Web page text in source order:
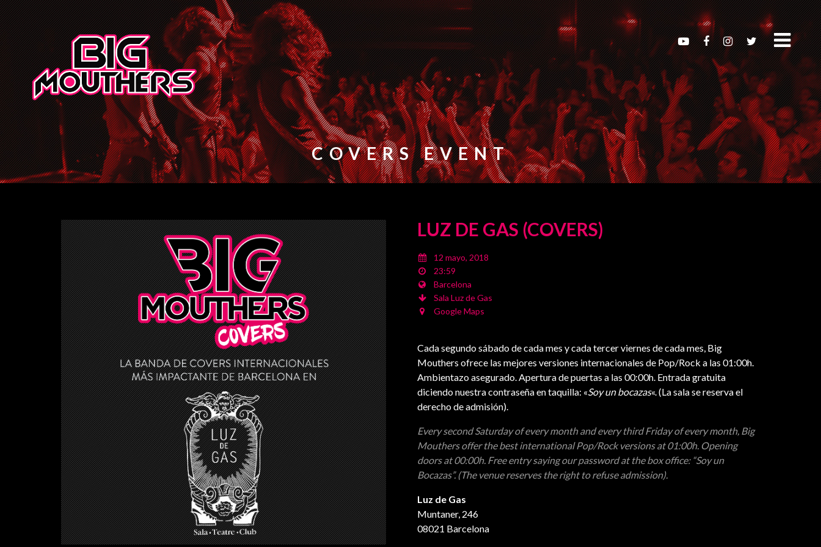
COVERS EVENT
LUZ DE GAS (COVERS)
12 mayo, 2018
23:59
Barcelona
Sala Luz de Gas
Google Maps
Cada segundo sábado de cada mes y cada tercer viernes de cada mes, Big
Mouthers ofrece las mejores versiones internacionales de Pop/Rock a las 01:00h.
Ambientazo asegurado. Apertura de puertas a las 00:00h. Entrada gratuita
diciendo nuestra contraseña en taquilla: «Soy un bocazas«. (La sala se reserva el
derecho de admisión).
Every second Saturday of every month and every third Friday of every month, Big
Mouthers offer the best international Pop/Rock versions at 01:00h. Opening
doors at 00:00h. Free entry saying our password at the box office: “Soy un
Bocazas”. (The venue reserves the right to refuse admission).
Luz de Gas
Muntaner, 246
08021 Barcelona